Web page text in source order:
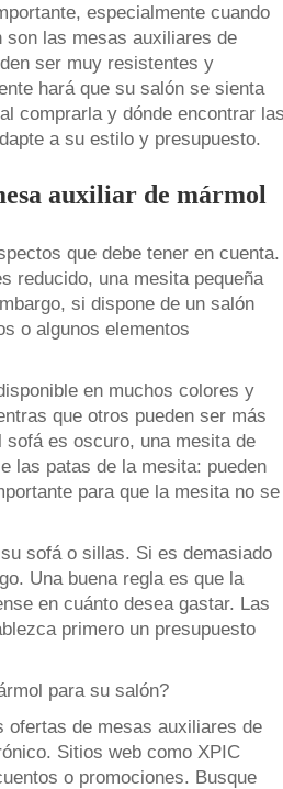
especialmente cuando
son las mesas auxiliares de
ser muy resistentes y
hará que su salón se sienta
comprarla y dónde encontrar las
a su estilo y presupuesto.
auxiliar de mármol
que debe tener en cuenta.
reducido, una mesita pequeña
si dispone de un salón
o algunos elementos
en muchos colores y
que otros pueden ser más
es oscuro, una mesita de
las patas de la mesita: pueden
para que la mesita no se
sofá o sillas. Si es demasiado
Una buena regla es que la
en cuánto desea gastar. Las
primero un presupuesto
para su salón?
ofertas de mesas auxiliares de
Sitios web como XPIC
o promociones. Busque